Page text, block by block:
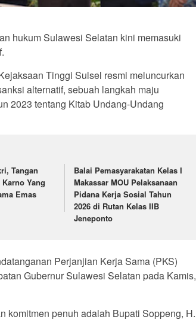
hukum Sulawesi Selatan kini memasuki
Tinggi Sulsel resmi meluncurkan
alternatif, sebuah langkah maju
2023 tentang Kitab Undang-Undang
Tangan
Yang
Emas
Balai Pemasyarakatan Kelas I
Makassar MOU Pelaksanaan
Pidana Kerja Sosial Tahun
2026 di Rutan Kelas IIB
Jeneponto
Perjanjian Kerja Sama (PKS)
Gubernur Sulawesi Selatan pada Kamis,
komitmen penuh adalah Bupati Soppeng, H.